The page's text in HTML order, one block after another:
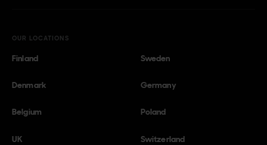
OUR LOCATIONS
Finland Sweden
Denmark Germany
Belgium Poland
UK Switzerland